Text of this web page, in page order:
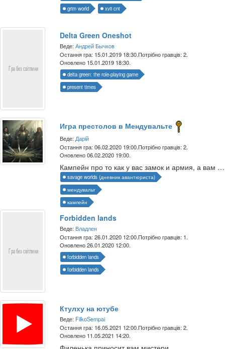
grim world
xvii cnt
Delta Green Oneshot
Веде:Андрей Бычков
Остання гра: 15.01.2019 18:30.Потрібно гравців: 2.
Оновлено 15.01.2019 18:30.
delta green: the role-playing game
present times
Игра престолов в Мендувальте
Веде: Дарій
Остання гра: 06.02.2020 19:00.Потрібно гравців: 2.
Оновлено 06.02.2020 19:00.
Кампейн про то как у вас замок и армия, а вам их маловато
savage worlds (дневник авантюриста)
мендувальт
кампейн
Forbidden lands
Веде: Владлен
Остання гра: 26.01.2020 12:00.Потрібно гравців: 1.
Оновлено 26.01.2020 12:00.
forbidden lands
forbidden lands
Ктулху на ютубе
Веде: FilkoSempai
Остання гра: 16.05.2021 12:00.Потрібно гравців: 2.
Оновлено 11.05.2021 14:20.